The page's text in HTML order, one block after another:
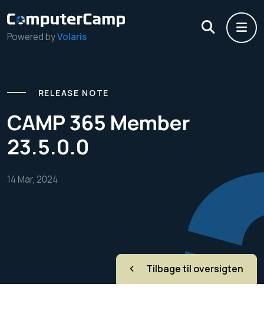
Powered byVolaris
RELEASE NOTE
CAMP 365 Member
23.5.0.0
14 Mar, 2024
Tilbage til oversigten